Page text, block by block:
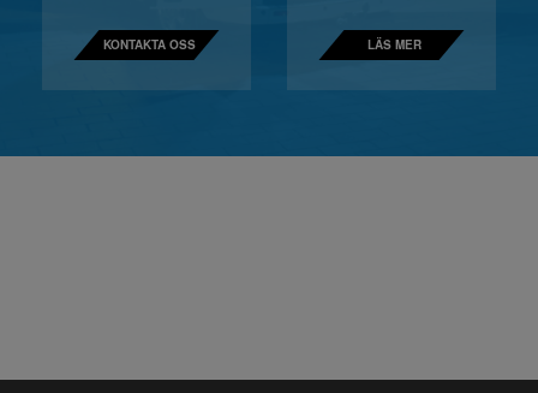
KONTAKTA OSS LÄS MER